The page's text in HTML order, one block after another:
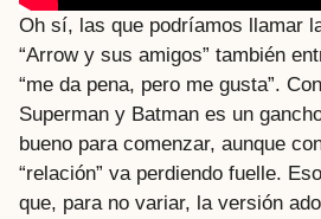
Oh sí, las que podríamos llamar
“Arrow y sus amigos” también
“me da pena, pero me gusta”.
Superman y Batman es un
bueno para comenzar, aunque
“relación” va perdiendo fuelle.
que, para no variar, la versión